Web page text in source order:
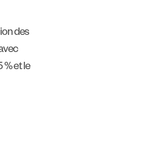
des
% et le